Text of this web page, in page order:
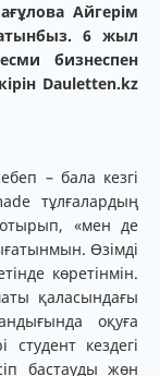
Айгерім
6 жыл
бизнеспен
Dauletten.kz
– бала кезгі
тұлғалардың
«мен де
Өзімді
көретінмін.
қаласындағы
оқуға
кездегі
бастауды жөн